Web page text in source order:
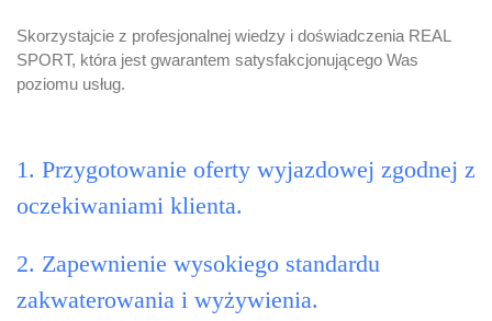
Skorzystajcie z profesjonalnej wiedzy i doświadczenia REAL
SPORT, która jest gwarantem satysfakcjonującego Was
poziomu usług.
1. Przygotowanie oferty wyjazdowej zgodnej z
oczekiwaniami klienta.
2. Zapewnienie wysokiego standardu
zakwaterowania i wyżywienia.